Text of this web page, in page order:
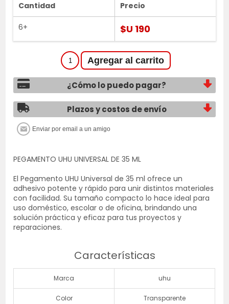
Cantidad
6+
Precio
$U 190
¿Cómo lo puedo pagar?
Plazos y costos de envío
PEGAMENTO UHU UNIVERSAL DE 35 ML
El Pegamento UHU Universal de 35 ml ofrece un
adhesivo potente y rápido para unir distintos materiales
con facilidad. Su tamaño compacto lo hace ideal para
uso doméstico, escolar o de oficina, brindando una
solución práctica y eficaz para tus proyectos y
reparaciones.
Características
Marca uhu
Color Transparente